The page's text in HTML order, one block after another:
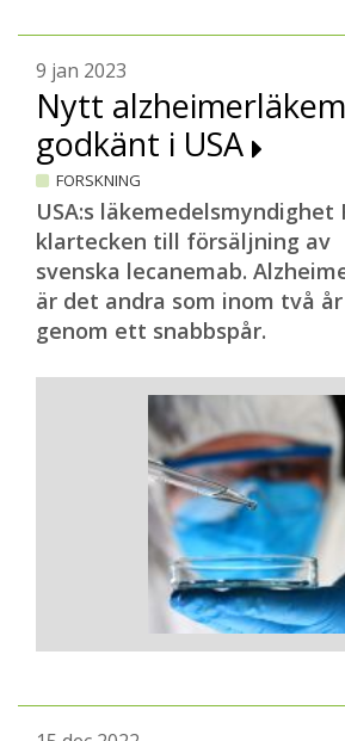
9 jan 2023
Nytt
godkänt i USA
FORSKNING
USA:s läkemedelsmyndighet
klartecken till försäljning av
svenska lecanemab.
är det andra som inom två
genom ett snabbspår.